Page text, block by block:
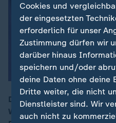
00:16
Die Ampel-Koalition ist
Wirtschafts- und
Cookies und
der eingesetzten
erforderlich für unser
Zustimmung dürfen wir
darüber hinaus
speichern und/oder
deine Daten ohne deine
Dritte weiter, die nicht
Dienstleister sind. Wir
auch nicht zu